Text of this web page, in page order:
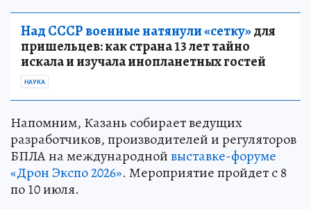
Над СССР военные натянули «сетку»для
пришельцев: как страна 13 лет тайно
искала и изучала инопланетных гостей
НАУКА
Напомним, Казань собирает ведущих
разработчиков, производителей и регуляторов
БПЛА на международнойвыставке-форуме
«Дрон Экспо 2026». Мероприятие пройдет с 8
по 10 июля.